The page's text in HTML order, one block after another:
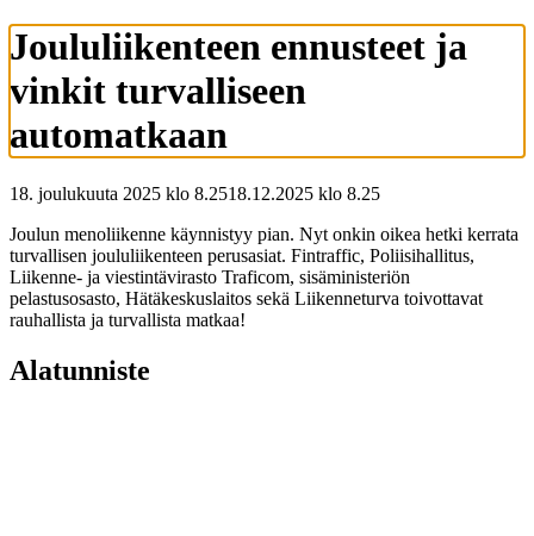
Joululiikenteen ennusteet ja
vinkit turvalliseen
automatkaan
18. joulukuuta 2025 klo 8.2518.12.2025 klo 8.25
Joulun menoliikenne käynnistyy pian. Nyt onkin oikea hetki kerrata
turvallisen joululiikenteen perusasiat. Fintraffic, Poliisihallitus,
Liikenne- ja viestintävirasto Traficom, sisäministeriön
pelastusosasto, Hätäkeskuslaitos sekä Liikenneturva toivottavat
rauhallista ja turvallista matkaa!
Alatunniste